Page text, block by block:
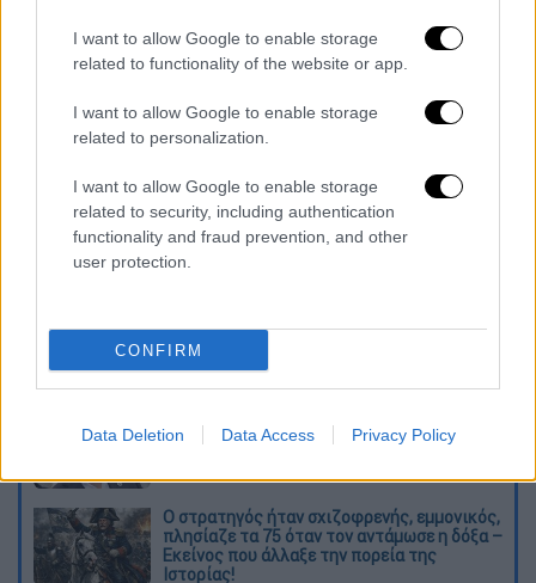
I want to allow Google to enable storage
related to functionality of the website or app.
I want to allow Google to enable storage
related to personalization.
I want to allow Google to enable storage
related to security, including authentication
functionality and fraud prevention, and other
user protection.
CONFIRM
Data Deletion Data Access Privacy Policy
«Δεν μπορούμε να δεχθούμε αυτό το είδος
της αναρχίας που βλέπουμε σε ορισμένες
αμερικανικές πόλεις να εγκαθίσταται στους
δρόμους του Ηνωμένου Βασιλείου», έγραψε
στο Twitter (X) η βρετανίδα υπουργός
Εσωτερικών Σουέλα Μπράβερμαν. «Οι
υπεύθυνοι πρέπει να βρεθούν και να
φυλακισθούν».
Διαβάστε ακόμη
σημαίνει η νίκη του Αμπντούλ Ελ-Σαγέντ
O στρατηγός ήταν σχιζοφρενής, εμμονικός,
πλησίαζε τα 75 όταν τον αντάμωσε η δόξα –
Εκείνος που άλλαξε την πορεία της
Ιστορίας!